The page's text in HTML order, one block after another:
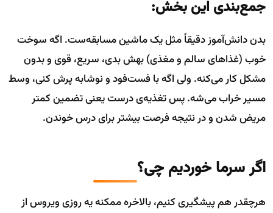
جمع‌بندی این بخش:
بدن دانش‌آموز دقیقاً مثل یک ماشین مسابقه‌ست. اگه سوخت
خوب (غذاهای سالم و مغذی) بهش بدی، سریع، قوی و بدون
مشکل کار می‌کنه. ولی اگه با فست‌فود و نوشابه پرش کنی، وسط
مسیر خراب می‌شه. پس تغذیه‌ی درست یعنی تضمین کمتر
مریض شدن و در نتیجه فرصت بیشتر برای درس خوندن.
اگر سرما خوردیم چی؟
هرچقدر هم پیشگیری کنیم، بالاخره ممکنه یه روزی ویروس از